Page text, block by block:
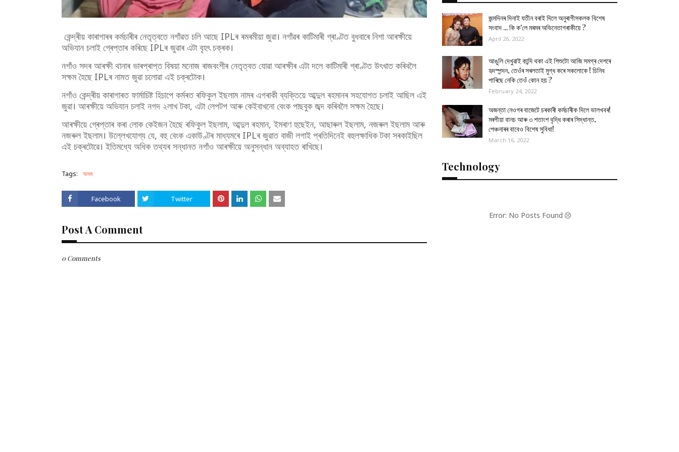
কেন্দ্ৰীয় কাৰাগাৰৰ কৰ্মচাৰীৰ নেতৃত্বতে নগাঁৱত চলি আছে IPLৰ ৰমৰমীয়া জুৱা। নগাঁৱৰ কাটিমাৰী গ্ৰাণ্টত বুধবাৰে নিশা আৰক্ষীয়ে
অভিযান চলাই গ্ৰেপ্তাৰ কৰিছে IPLৰ জুৱাৰ এটা বৃহৎ চক্ৰক।
নগাঁও সদৰ আৰক্ষী থানাৰ ভাৰপ্ৰাপ্ত বিষয়া মনোজ ৰাজবংশীৰ নেতৃত্বত যোৱা আৰক্ষীৰ এটা দলে কাটিমাৰী গ্ৰাণ্টত উৎখাত কৰিবলৈ
সক্ষম হৈছে IPLৰ নামত জুৱা চলোৱা এই চক্ৰটোক।
নগাঁও কেন্দ্ৰীয় কাৰাগাৰত ফাৰ্মাচিষ্ট হিচাপে কৰ্মৰত ৰফিকুল ইছলাম নামৰ এগৰাকী ব্যক্তিয়ে আব্দুল ৰহমানৰ সহযোগত চলাই আছিল এই
জুৱা। আৰক্ষীয়ে অভিযান চলাই নগদ ২লাখ টকা, এটা লেপটপ আৰু কেইবাখনো বেংক পাছবুক জব্দ কৰিবলৈ সক্ষম হৈছে।
আৰক্ষীয়ে গ্ৰেপ্তাৰ কৰা লোক কেইজন হৈছে ৰফিকুল ইছলাম, আব্দুল ৰহমান, ইমৰাণ হুছেইন, আছাৰুল ইছলাম, নজৰুল ইছলাম আৰু
নজৰুল ইছলাম। উল্লেখযোগ্য যে, বহু বেংক একাউণ্টৰ মাধ্যমৰে IPLৰ জুৱাত বাজী লগাই প্ৰতিদিনেই বহুলক্ষাধিক টকা সৰকাইছিল
এই চক্ৰটোৱে। ইতিমধ্যে অধিক তথ্যৰ সন্ধানত নগাঁও আৰক্ষীয়ে অনুসন্ধান অব্যাহত ৰাখিছে।
Tags: অসম
Facebook Twitter
Post A Comment
0 Comments
জন্মদিনৰ দিনাই যতীন বৰাই দিলে অনুৰাগীসকলক বিশেষ
সংবাদ ... কি ক'লে মৰমৰ অভিনেতাগৰাকীয়ে ?
April 26, 2022
আঙুলি দেখুৱাই কান্দি থকা এই শিশুটো আজি সমগ্ৰ দেশৰে
হৃদস্পন্দন, তেওঁৰ সৰলতাই মুগ্ধ কৰে সকলোকে ! চিনিব
পাৰিছে নেকি তেওঁ কোন হয় ?
February 24, 2022
অজন্তা নেওগৰ বাজেটে চৰকাৰী কৰ্মচাৰীক দিলে ভালখবৰ!
মৰগীয়া বানচ আৰু ৩ শতাংশ বৃদ্ধি কৰাৰ সিদ্ধান্ত,
পেঞ্চনাৰৰ বাবেও বিশেষ সুবিধা!
March 16, 2022
Technology
Error: No Posts Found